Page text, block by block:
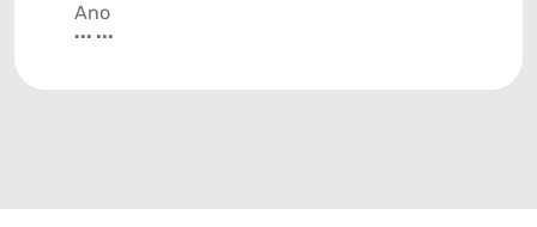
Ano
... ...